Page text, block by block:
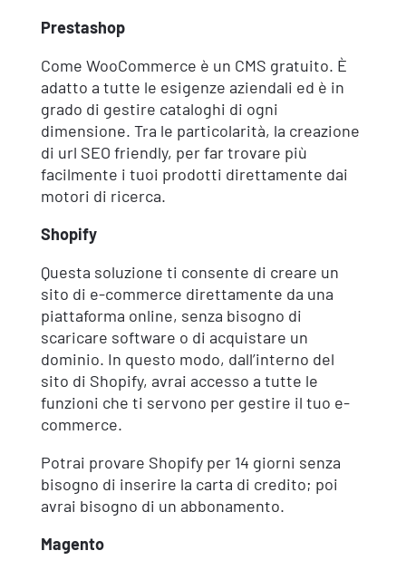
Prestashop
Come WooCommerce è un CMS gratuito. È
adatto a tutte le esigenze aziendali ed è in
grado di gestire cataloghi di ogni
dimensione. Tra le particolarità, la creazione
di url SEO friendly, per far trovare più
facilmente i tuoi prodotti direttamente dai
motori di ricerca.
Shopify
Questa soluzione ti consente di creare un
sito di e-commerce direttamente da una
piattaforma online, senza bisogno di
scaricare software o di acquistare un
dominio. In questo modo, dall’interno del
sito di Shopify, avrai accesso a tutte le
funzioni che ti servono per gestire il tuo e-
commerce.
Potrai provare Shopify per 14 giorni senza
bisogno di inserire la carta di credito; poi
avrai bisogno di un abbonamento.
Magento